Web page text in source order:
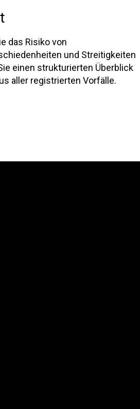
das Risiko von
und Streitigkeiten
einen strukturierten Überblick
aller registrierten Vorfälle.